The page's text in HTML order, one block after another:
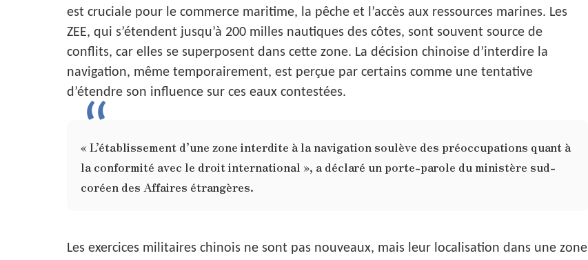
est cruciale pour le commerce maritime, la pêche et l’accès aux ressources marines. Les
ZEE, qui s’étendent jusqu’à 200 milles nautiques des côtes, sont souvent source de
conflits, car elles se superposent dans cette zone. La décision chinoise d’interdire la
navigation, même temporairement, est perçue par certains comme une tentative
d’étendre son influence sur ces eaux contestées.
« L’établissement d’une zone interdite à la navigation soulève des préoccupations quant à
la conformité avec le droit international », a déclaré un porte-parole du ministère sud-
coréen des Affaires étrangères.
Les exercices militaires chinois ne sont pas nouveaux, mais leur localisation dans une zone